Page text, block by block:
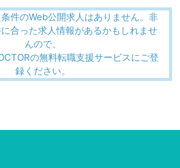
件のWeb公開求人はありません。非
合った求人情報があるかもしれませ
んので、
の無料転職支援サービスにご登
録ください。